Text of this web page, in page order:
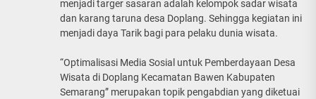
menjadi targer sasaran adalah kelompok sadar wisata
dan karang taruna desa Doplang. Sehingga kegiatan ini
menjadi daya Tarik bagi para pelaku dunia wisata.
“Optimalisasi Media Sosial untuk Pemberdayaan Desa
Wisata di Doplang Kecamatan Bawen Kabupaten
Semarang” merupakan topik pengabdian yang diketuai